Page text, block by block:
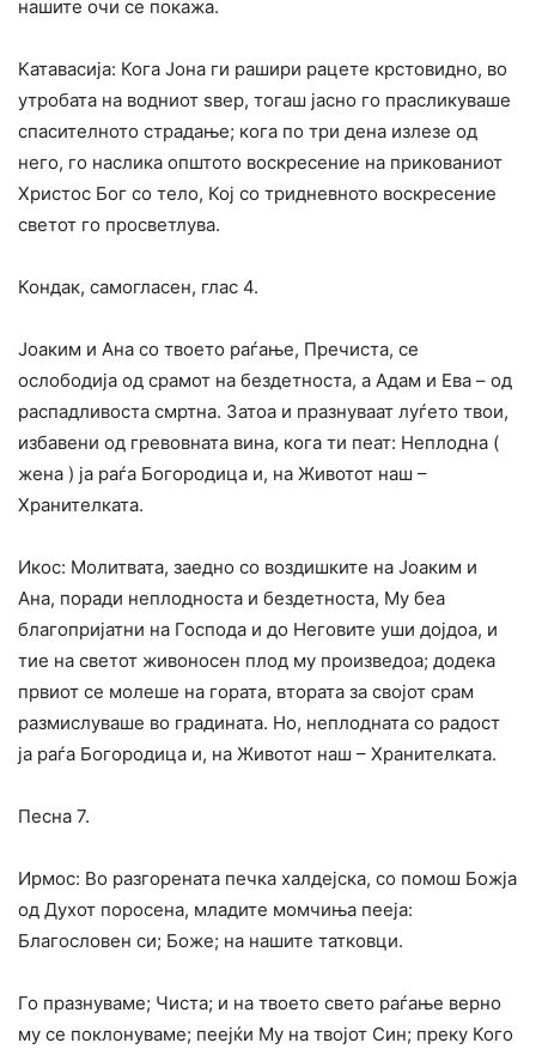
нашите очи се покажа.
Катавасија: Кога Јона ги рашири рацете крстовидно, во
утробата на водниот ѕвер, тогаш јасно го прасликуваше
спасителното страдање; кога по три дена излезе од
него, го наслика општото воскресение на прикованиот
Христос Бог со тело, Кој со тридневното воскресение
светот го просветлува.
Кондак, самогласен, глас 4.
Јоаким и Ана со твоето раѓање, Пречиста, се
ослободија од срамот на бездетноста, а Адам и Ева – од
распадливоста смртна. Затоа и празнуваат луѓето твои,
избавени од гревовната вина, кога ти пеат: Неплодна (
жена ) ја раѓа Богородица и, на Животот наш –
Хранителката.
Икос: Молитвата, заедно со воздишките на Јоаким и
Ана, поради неплодноста и бездетноста, Му беа
благопријатни на Господа и до Неговите уши дојдоа, и
тие на светот живоносен плод му произведоа; додека
првиот се молеше на гората, втората за својот срам
размислуваше во градината. Но, неплодната со радост
ја раѓа Богородица и, на Животот наш – Хранителката.
Песна 7.
Ирмос: Во разгорената печка халдејска, со помош Божја
од Духот поросена, младите момчиња пееја:
Благословен си; Боже; на нашите татковци.
Го празнуваме; Чиста; и на твоето свето раѓање верно
му се поклонуваме; пеејќи Му на твојот Син; преку Кого